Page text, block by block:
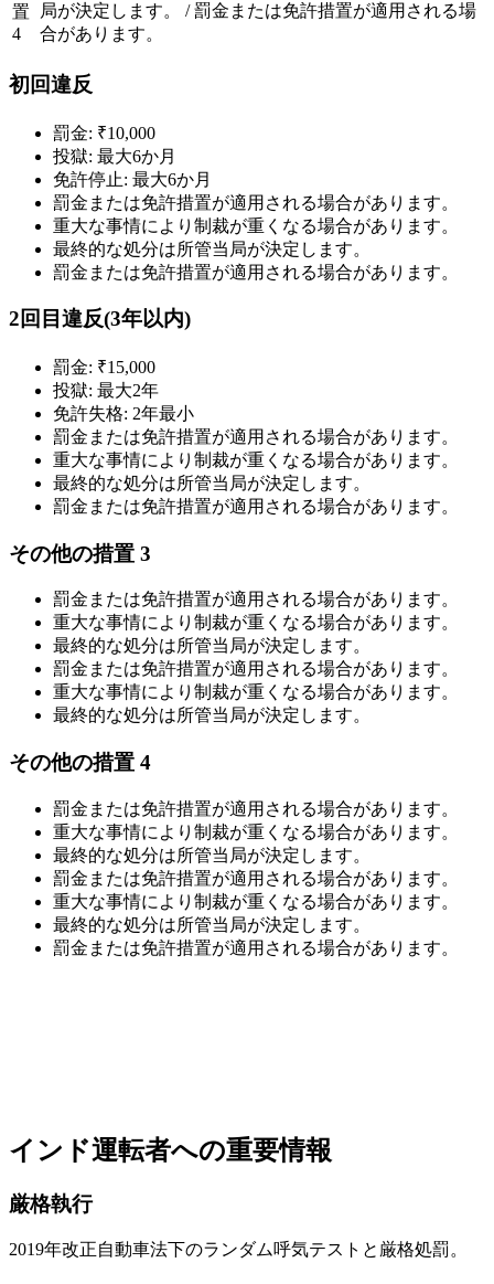
置
4
局が決定します。 / 罰金または免許措置が適用される場
合があります。
初回違反
罰金: ₹10,000
投獄: 最大6か月
免許停止: 最大6か月
罰金または免許措置が適用される場合があります。
重大な事情により制裁が重くなる場合があります。
最終的な処分は所管当局が決定します。
罰金または免許措置が適用される場合があります。
2回目違反(3年以内)
罰金: ₹15,000
投獄: 最大2年
免許失格: 2年最小
罰金または免許措置が適用される場合があります。
重大な事情により制裁が重くなる場合があります。
最終的な処分は所管当局が決定します。
罰金または免許措置が適用される場合があります。
その他の措置 3
罰金または免許措置が適用される場合があります。
重大な事情により制裁が重くなる場合があります。
最終的な処分は所管当局が決定します。
罰金または免許措置が適用される場合があります。
重大な事情により制裁が重くなる場合があります。
最終的な処分は所管当局が決定します。
その他の措置 4
罰金または免許措置が適用される場合があります。
重大な事情により制裁が重くなる場合があります。
最終的な処分は所管当局が決定します。
罰金または免許措置が適用される場合があります。
重大な事情により制裁が重くなる場合があります。
最終的な処分は所管当局が決定します。
罰金または免許措置が適用される場合があります。
インド運転者への重要情報
厳格執行
2019年改正自動車法下のランダム呼気テストと厳格処罰。